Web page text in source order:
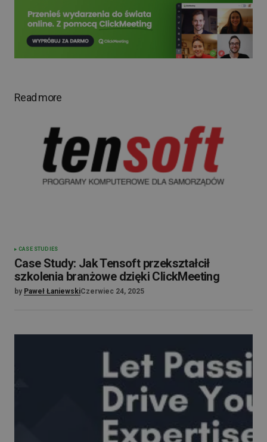
Read more
CASE STUDIES
Case Study: Jak Tensoft przekształcił
szkolenia branżowe dzięki ClickMeeting
by Paweł ŁaniewskiCzerwiec 24, 2025